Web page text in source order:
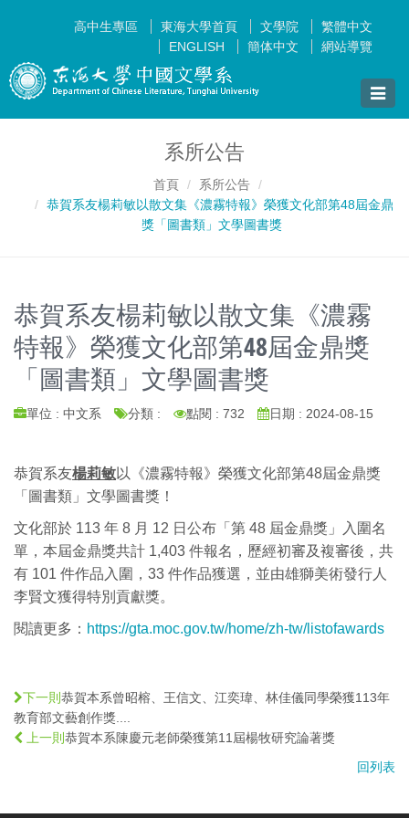
高中生專區 東海大學首頁 文學院
繁體中文
ENGLISH
簡体中文 網站導覽
Toggle
系所公告
首頁
系所公告
恭賀系友楊莉敏以散文集《濃霧特報》榮獲文化部第48屆金鼎
獎「圖書類」文學圖書獎
恭賀系友楊莉敏以散文集《濃霧
特報》榮獲文化部第48屆金鼎獎
「圖書類」文學圖書獎
單位 : 中文系 分類 : 點閱 : 732 日期 : 2024-08-15
恭賀系友楊莉敏以《濃霧特報》榮獲文化部第48屆金鼎獎
「圖書類」文學圖書獎！
文化部於 113 年 8 月 12 日公布「第 48 屆金鼎獎」入圍名
單，本屆金鼎獎共計 1,403 件報名，歷經初審及複審後，共
有 101 件作品入圍，33 件作品獲選，並由雄獅美術發行人
李賢文獲得特別貢獻獎。
閱讀更多： https://gta.moc.gov.tw/home/zh-tw/listofawards
下一則 恭賀本系曾昭榕、王信文、江奕瑋、林佳儀同學榮獲113年
教育部文藝創作獎....
上一則 恭賀本系陳慶元老師榮獲第11屆楊牧研究論著獎
回列表